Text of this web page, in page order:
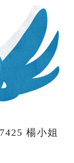
楊小姐